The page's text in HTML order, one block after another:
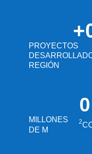
PROYECTOS
REGIÓN
+
MILLONES
DE M
2
0